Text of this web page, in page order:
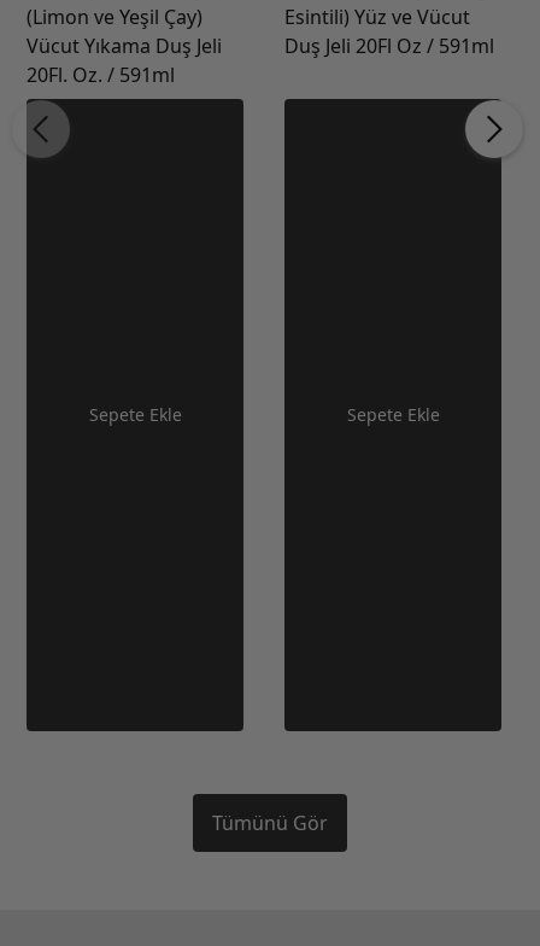
(Limon ve Yeşil Çay)
Vücut Yıkama Duş Jeli
20Fl. Oz. / 591ml
Sepete Ekle
Esintili) Yüz ve Vücut
Duş Jeli 20Fl Oz / 591ml
Sepete Ekle
Tümünü Gör